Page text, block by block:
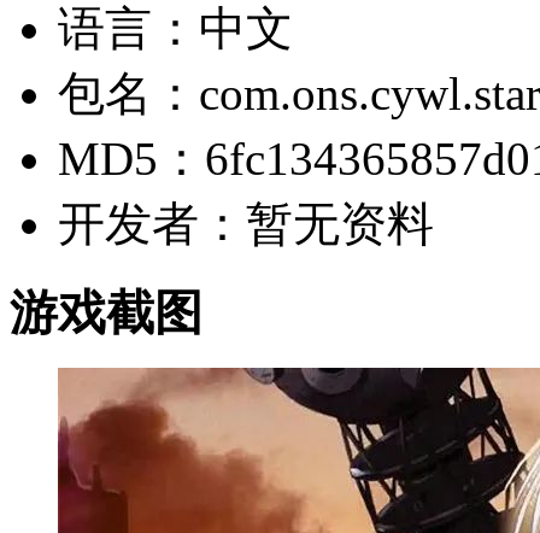
语言：中文
包名：
MD5：
开发者：暂无资料
游戏截图